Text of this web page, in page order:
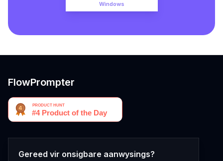
Windows
FlowPrompter
Gereed vir onsigbare aanwysings?